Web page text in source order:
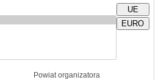
UE
EURO
Powiat organizatora